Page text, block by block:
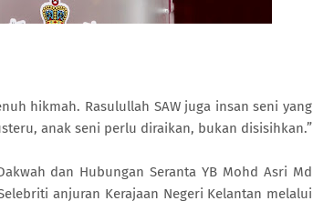
hikmah. Rasulullah SAW juga insan seni yang
anak seni perlu diraikan, bukan disisihkan.”
dan Hubungan Seranta YB Mohd Asri Md
anjuran Kerajaan Negeri Kelantan melalui